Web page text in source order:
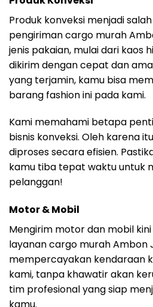
Produk konveksi menjadi
pengiriman cargo murah
jenis pakaian, mulai dari kaos
dikirim dengan cepat dan
yang terjamin, kamu bisa
barang fashion ini pada kami.
Kami memahami betapa
bisnis konveksi. Oleh karena
diproses secara efisien.
kamu tiba tepat waktu untuk
pelanggan!
Motor & Mobil
Mengirim motor dan mobil
layanan cargo murah Ambon
mempercayakan kendaraan
kami, tanpa khawatir akan
tim profesional yang siap